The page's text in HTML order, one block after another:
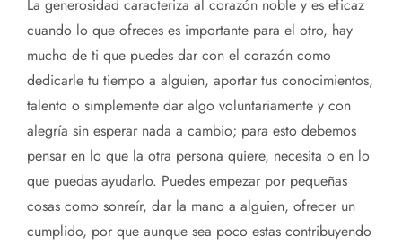
La generosidad caracteriza al corazón noble y es eficaz
cuando lo que ofreces es importante para el otro, hay
mucho de ti que puedes dar con el corazón como
dedicarle tu tiempo a alguien, aportar tus conocimientos,
talento o simplemente dar algo voluntariamente y con
alegría sin esperar nada a cambio; para esto debemos
pensar en lo que la otra persona quiere, necesita o en lo
que puedas ayudarlo. Puedes empezar por pequeñas
cosas como sonreír, dar la mano a alguien, ofrecer un
cumplido, por que aunque sea poco estas contribuyendo